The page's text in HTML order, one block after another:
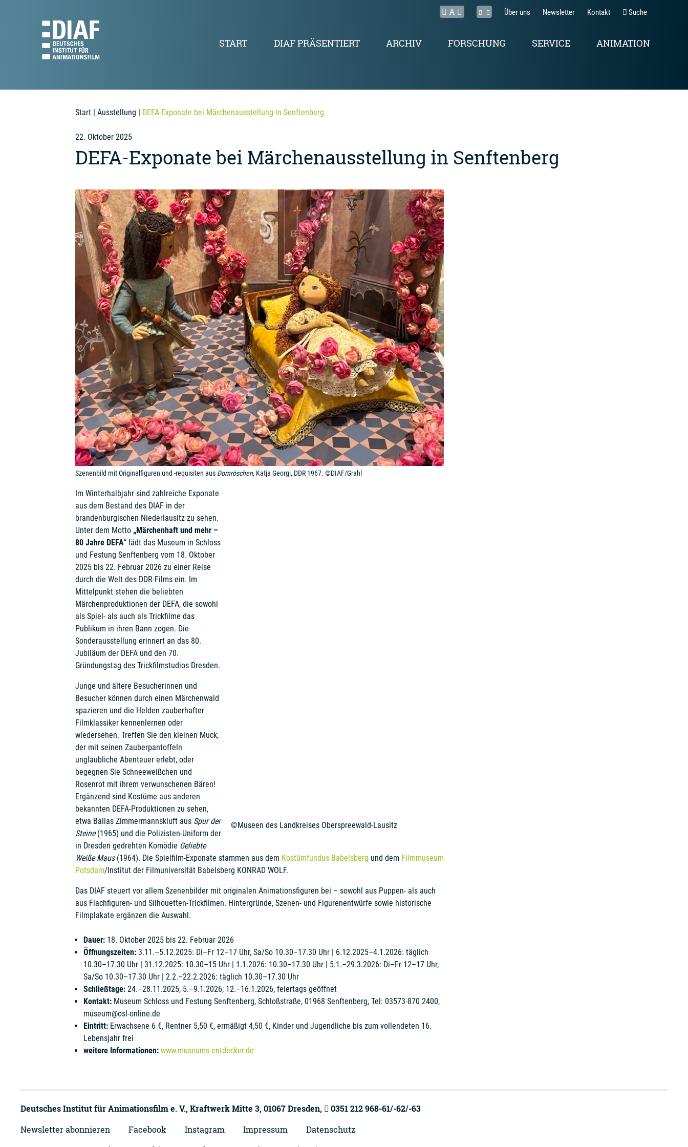
A Über uns Newsletter Kontakt Suche
START DIAF PRÄSENTIERT ARCHIV FORSCHUNG SERVICE ANIMATION
Start | Ausstellung | DEFA-Exponate bei Märchenausstellung in Senftenberg
22. Oktober 2025
DEFA-Exponate bei Märchenausstellung in Senftenberg
Szenenbild mit Originalfiguren und -requisiten aus Dornröschen, Katja Georgi, DDR 1967. ©DIAF/Grahl
©Museen des Landkreises Oberspreewald-Lausitz
Im Winterhalbjahr sind zahlreiche Exponate
aus dem Bestand des DIAF in der
brandenburgischen Niederlausitz zu sehen.
Unter dem Motto „Märchenhaft und mehr –
80 Jahre DEFA“lädt das Museum in Schloss
und Festung Senftenberg vom 18. Oktober
2025 bis 22. Februar 2026 zu einer Reise
durch die Welt des DDR-Films ein. Im
Mittelpunkt stehen die beliebten
Märchenproduktionen der DEFA, die sowohl
als Spiel- als auch als Trickfilme das
Publikum in ihren Bann zogen. Die
Sonderausstellung erinnert an das 80.
Jubiläum der DEFA und den 70.
Gründungstag des Trickfilmstudios Dresden.
Junge und ältere Besucherinnen und
Besucher können durch einen Märchenwald
spazieren und die Helden zauberhafter
Filmklassiker kennenlernen oder
wiedersehen. Treffen Sie den kleinen Muck,
der mit seinen Zauberpantoffeln
unglaubliche Abenteuer erlebt, oder
begegnen Sie Schneeweißchen und
Rosenrot mit ihrem verwunschenen Bären!
Ergänzend sind Kostüme aus anderen
bekannten DEFA-Produktionen zu sehen,
etwa Ballas Zimmermannskluft aus Spur der
Steine(1965) und die Polizisten-Uniform der
in Dresden gedrehten Komödie Geliebte
Weiße Maus(1964). Die Spielfilm-Exponate stammen aus dem Kostümfundus Babelsberg und dem Filmmuseum
Potsdam/Institut der Filmuniversität Babelsberg KONRAD WOLF.
Das DIAF steuert vor allem Szenenbilder mit originalen Animationsfiguren bei – sowohl aus Puppen- als auch
aus Flachfiguren- und Silhouetten-Trickfilmen. Hintergründe, Szenen- und Figurenentwürfe sowie historische
Filmplakate ergänzen die Auswahl.
Dauer:18. Oktober 2025 bis 22. Februar 2026
Öffnungszeiten: 3.11.–5.12.2025: Di–Fr 12–17 Uhr, Sa/So 10.30–17.30 Uhr | 6.12.2025–4.1.2026: täglich
10.30–17.30 Uhr | 31.12.2025: 10.30–15 Uhr | 1.1.2026: 10.30–17.30 Uhr | 5.1.–29.3.2026: Di–Fr 12–17 Uhr,
Sa/So 10.30–17.30 Uhr | 2.2.–22.2.2026: täglich 10.30–17.30 Uhr
Schließtage: 24.–28.11.2025, 5.–9.1.2026; 12.–16.1.2026, feiertags geöffnet
Kontakt: Museum Schloss und Festung Senftenberg, Schloßstraße, 01968 Senftenberg, Tel: 03573-870 2400,
museum@osl-online.de
Eintritt:Erwachsene 6 €, Rentner 5,50 €, ermäßigt 4,50 €, Kinder und Jugendliche bis zum vollendeten 16.
Lebensjahr frei
weitere Informationen: www.museums-entdecker.de
Deutsches Institut für Animationsfilm e. V.,Kraftwerk Mitte 3,01067Dresden,
0351 212 968-61/-62/-63
Newsletter abonnieren
Facebook Instagram Impressum
Datenschutz